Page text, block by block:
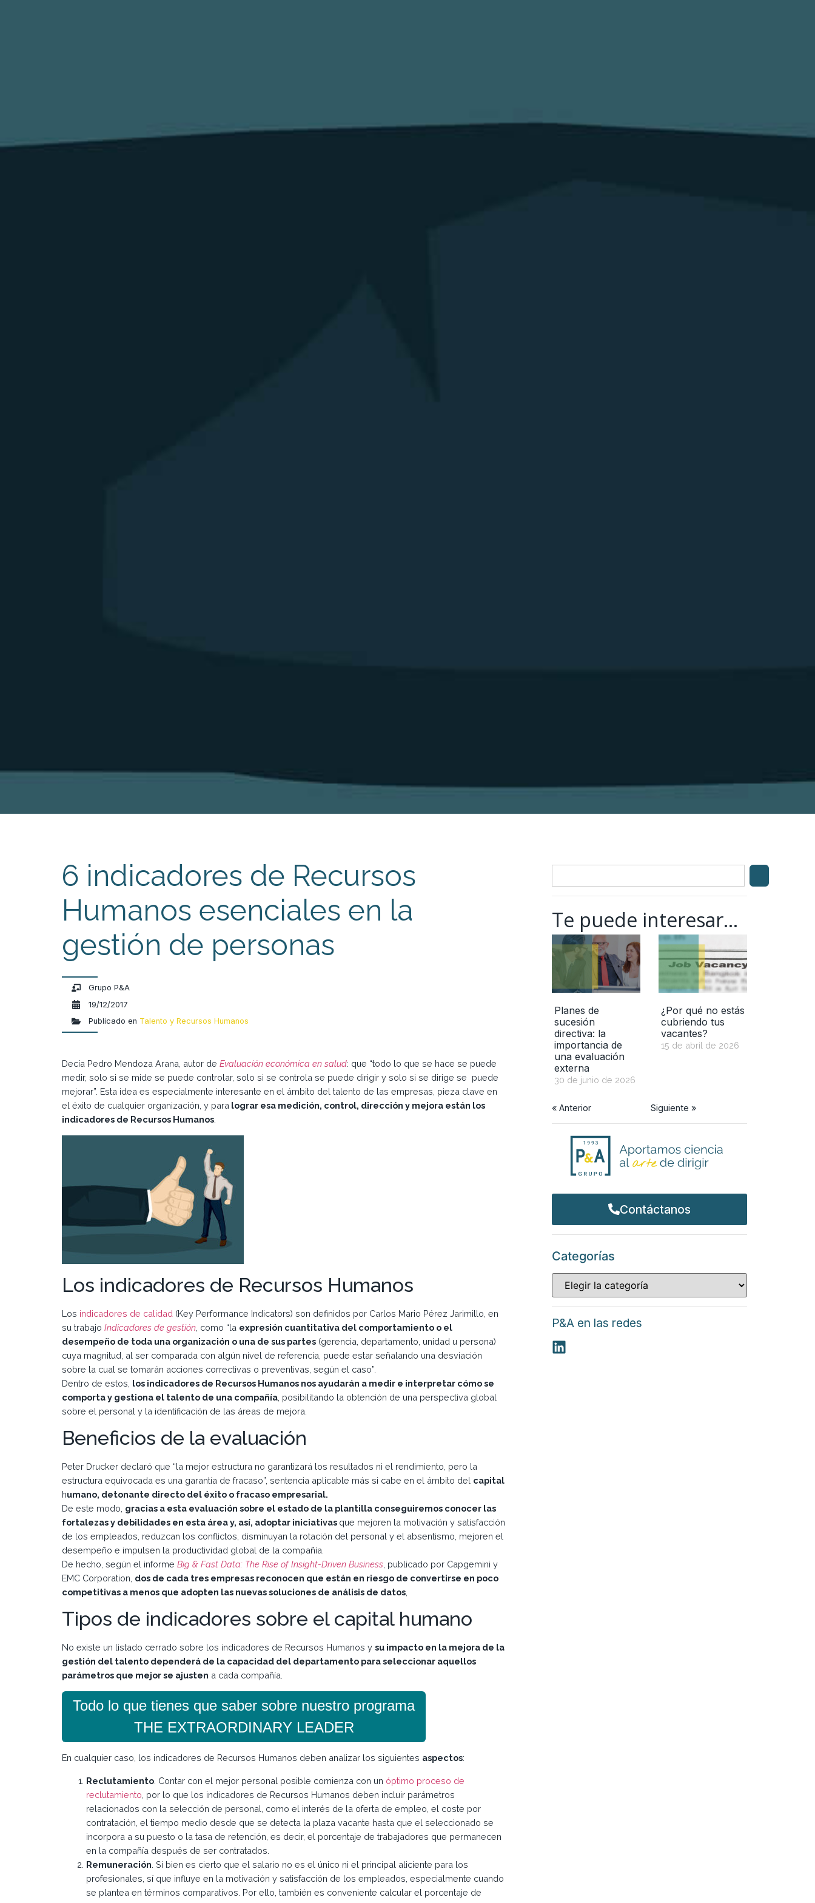
6 indicadores de Recursos
Humanos esenciales en la
gestión de personas
Grupo P&A
19/12/2017
Publicado en Talento y Recursos Humanos
Decía Pedro Mendoza Arana, autor de Evaluación económica en salud: que “todo lo que se hace se puede
medir, solo si se mide se puede controlar, solo si se controla se puede dirigir y solo si se dirige se puede
mejorar”. Esta idea es especialmente interesante en el ámbito del talento de las empresas, pieza clave en
el éxito de cualquier organización, y para lograr esa medición, control, dirección y mejora están los
indicadores de Recursos Humanos
Los indicadores de Recursos Humanos
Los indicadores de calidad (Key Performance Indicators) son definidos por Carlos Mario Pérez Jarimillo, en
su trabajo Indicadores de gestión , como “la expresión cuantitativa del comportamiento o el
desempeño de toda una organización o una de sus partes (gerencia, departamento, unidad u persona)
cuya magnitud, al ser comparada con algún nivel de referencia, puede estar señalando una desviación
sobre la cual se tomarán acciones correctivas o preventivas, según el caso”.
Dentro de estos, los indicadores de Recursos Humanos nos ayudarán a medir e interpretar cómo se
comporta y gestiona el talento de una compañía , posibilitando la obtención de una perspectiva global
sobre el personal y la identificación de las áreas de mejora.
Beneficios de la evaluación
Peter Drucker declaró que “la mejor estructura no garantizará los resultados ni el rendimiento, pero la
estructura equivocada es una garantía de fracaso”, sentencia aplicable más si cabe en el ámbito del capital
humano, detonante directo del éxito o fracaso empresarial.
De este modo, gracias a esta evaluación sobre el estado de la plantilla conseguiremos conocer las
fortalezas y debilidades en esta área y, así, adoptar iniciativas que mejoren la motivación y satisfacción
de los empleados, reduzcan los conflictos, disminuyan la rotación del personal y el absentismo, mejoren el
desempeño e impulsen la productividad global de la compañía.
De hecho, según el informe Big & Fast Data: The Rise of Insight-Driven Business , publicado por Capgemini y
EMC Corporation, dos de cada tres empresas reconocen que están en riesgo de convertirse en poco
competitivas a menos que adopten las nuevas soluciones de análisis de datos
Tipos de indicadores sobre el capital humano
No existe un listado cerrado sobre los indicadores de Recursos Humanos y su impacto en la mejora de la
gestión del talento dependerá de la capacidad del departamento para seleccionar aquellos
parámetros que mejor se ajusten a cada compañía.
Todo lo que tienes que saber sobre nuestro programa
THE EXTRAORDINARY LEADER
En cualquier caso, los indicadores de Recursos Humanos deben analizar los siguientes aspectos:
Reclutamiento . Contar con el mejor personal posible comienza con un óptimo proceso de
reclutamiento , por lo que los indicadores de Recursos Humanos deben incluir parámetros
relacionados con la selección de personal, como el interés de la oferta de empleo, el coste por
contratación, el tiempo medio desde que se detecta la plaza vacante hasta que el seleccionado se
incorpora a su puesto o la tasa de retención, es decir, el porcentaje de trabajadores que permanecen
en la compañía después de ser contratados.
Remuneración . Si bien es cierto que el salario no es el único ni el principal aliciente para los
profesionales, sí que influye en la motivación y satisfacción de los empleados, especialmente cuando
se plantea en términos comparativos. Por ello, también es conveniente calcular el porcentaje de
Te puede interesar...
Planes de
sucesión
directiva: la
importancia de
una evaluación
externa
30 de junio de 2026
¿Por qué no estás
cubriendo tus
vacantes?
15 de abril de 2026
« Anterior Siguiente »
Contáctanos
Categorías
P&A en las redes